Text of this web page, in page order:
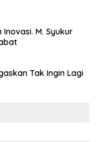
Inovasi. M. Syukur
Tak Ingin Lagi